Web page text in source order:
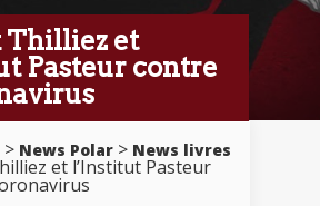
Thilliez et
Pasteur contre
> News Polar > News livres
et l’Institut Pasteur